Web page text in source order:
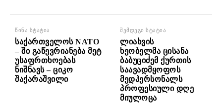
წინა სტატია
საქართველოს NATO
– ში გაწევრიანება მეტ
უსაფრთხოებას
ნიშნავს – ციკო
შაქარაშვილი
შემდეგი სტატია
ლიახვის
ხეობელმა ცისანა
ბაბუციძემ ქურთის
საავადმყოფოს
მედპერსონალს
პროფესიული დღე
მიულოცა